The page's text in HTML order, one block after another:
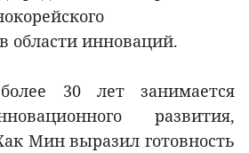
области инноваций.
30 лет занимается
развития,
Мин выразил готовность